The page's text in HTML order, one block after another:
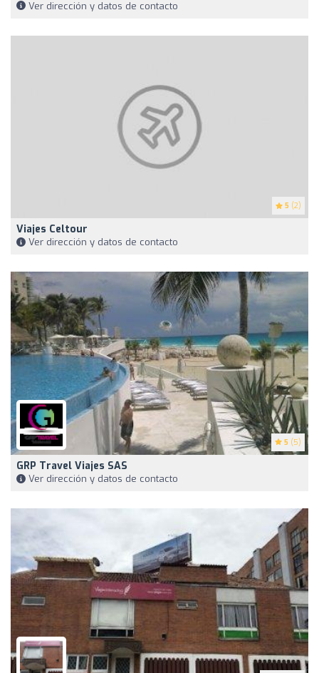
Ver dirección y datos de contacto
5 (2)
Viajes Celtour
Ver dirección y datos de contacto
5 (5)
GRP Travel Viajes SAS
Ver dirección y datos de contacto